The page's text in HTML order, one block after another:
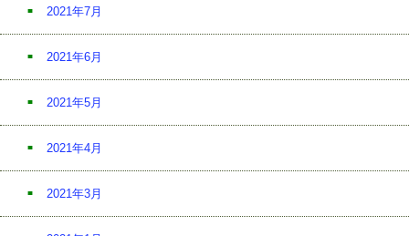
2021年7月
2021年6月
2021年5月
2021年4月
2021年3月